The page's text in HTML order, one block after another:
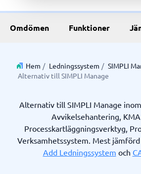
Omdömen Funktioner
Hem / Ledningssystem / SIMPLI
Alternativ till SIMPLI Manage
Alternativ till SIMPLI Manage
Avvikelsehantering,
Processkartläggningsverktyg,
Verksamhetssystem. Mest
Add Ledningssystem och